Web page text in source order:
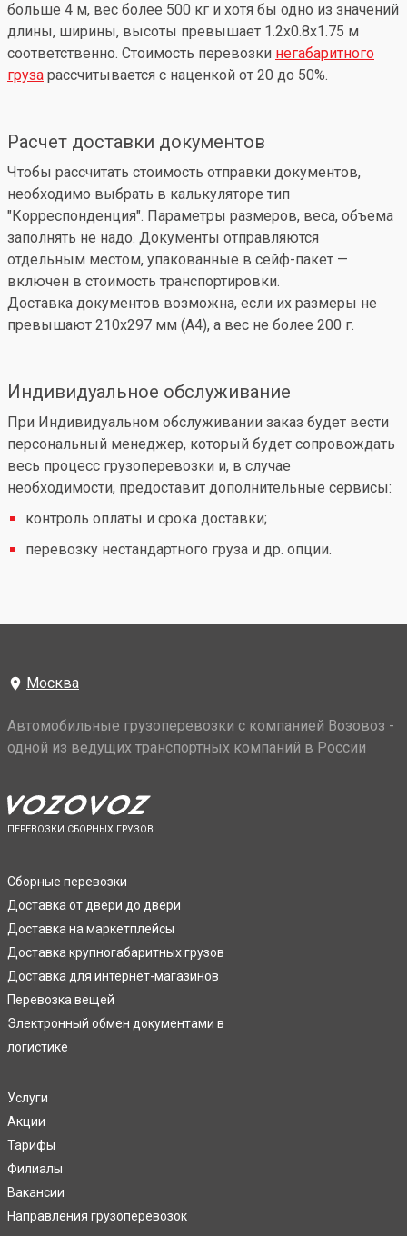
больше 4 м, вес более 500 кг и хотя бы одно из значений
длины, ширины, высоты превышает 1.2x0.8x1.75 м
соответственно. Стоимость перевозки негабаритного
груза рассчитывается с наценкой от 20 до 50%.
Расчет доставки документов
Чтобы рассчитать стоимость отправки документов,
необходимо выбрать в калькуляторе тип
"Корреспонденция". Параметры размеров, веса, объема
заполнять не надо. Документы отправляются
отдельным местом, упакованные в сейф-пакет —
включен в стоимость транспортировки.
Доставка документов возможна, если их размеры не
превышают 210x297 мм (А4), а вес не более 200 г.
Индивидуальное обслуживание
При Индивидуальном обслуживании заказ будет вести
персональный менеджер, который будет сопровождать
весь процесс грузоперевозки и, в случае
необходимости, предоставит дополнительные сервисы:
контроль оплаты и срока доставки;
перевозку нестандартного груза и др. опции.
Москва
Автомобильные грузоперевозки с компанией Возовоз -
одной из ведущих транспортных компаний в России
ПЕРЕВОЗКИ СБОРНЫХ ГРУЗОВ
Сборные перевозки
Доставка от двери до двери
Доставка на маркетплейсы
Доставка крупногабаритных грузов
Доставка для интернет-магазинов
Перевозка вещей
Электронный обмен документами в
логистике
Услуги
Акции
Тарифы
Филиалы
Вакансии
Направления грузоперевозок